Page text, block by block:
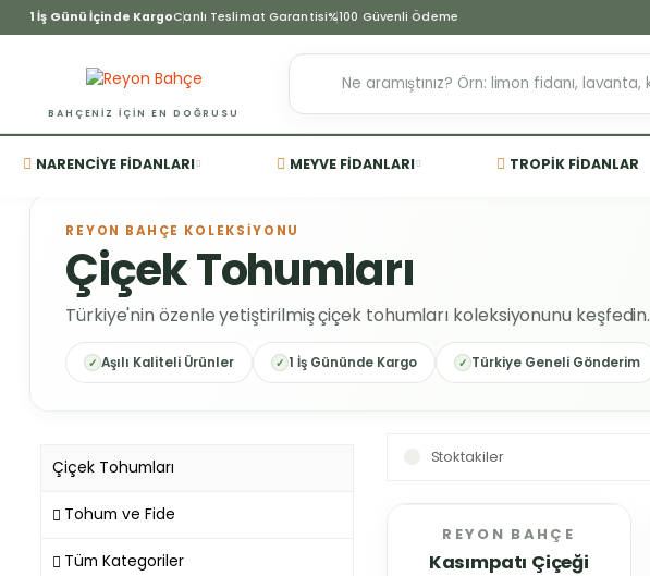
1 İş Günü İçinde KargoCanlı Teslimat Garantisi%100 Güvenli Ödeme
BAHÇENIZ IÇIN EN DOĞRUSU
NARENCIYE FIDANLARI MEYVE FIDANLARI TROPIK FIDANLAR
REYON BAHÇE KOLEKSİYONU
Çiçek Tohumları
Türkiye'nin özenle yetiştirilmiş çiçek tohumları koleksiyonunu keşfedin.
Aşılı Kaliteli Ürünler 1 İş Gününde Kargo Türkiye Geneli Gönderim
Çiçek Tohumları
Tohum ve Fide
Tüm Kategoriler
Stoktakiler
REYON BAHÇE
Kasımpatı Çiçeği